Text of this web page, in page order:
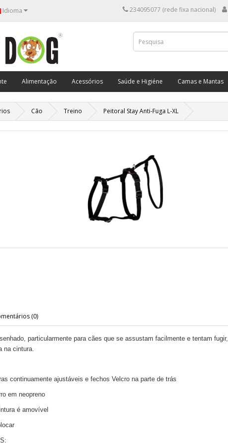
Idioma 234095077 (rede fixa nacional)
Alimentação Acessórios Saúde e Higiéne Camas e Mantas
Cão Treino Peitoral Stay Anti-Fuga L-XL
(0)
particularmente para cães que se assustam facilmente e tentam fugir,
na cintura.
continuamente ajustáveis e fechos Velcro na parte de trás
em neopreno
é amovível